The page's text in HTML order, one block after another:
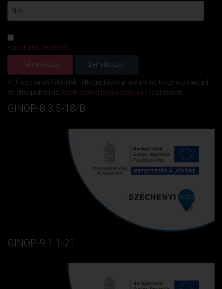
Használati feltételek
A "Használati feltételek" elfogadásával kijelented, hogy elolvastad
és elfogadtad azAdatkezelési tájékoztatóban foglaltakat.
GINOP-8.3.5-18/B
GINOP-9.1.1-21